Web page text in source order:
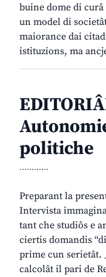
buine dome di
un model di
maiorance dai
istituzions, ma
politiche
............
Preparant la
Intervista
tant che studiôs e
ciertis domandis
prime cun serietât.
calcolât il pari de